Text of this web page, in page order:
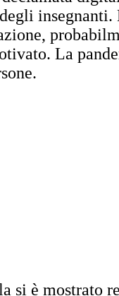
insegnanti.
La
si è mostrato